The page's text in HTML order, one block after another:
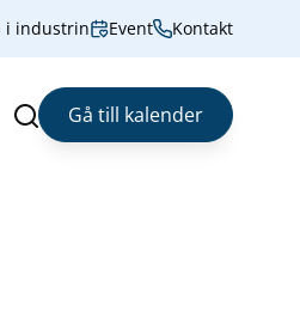
i industrin Event Kontakt
Sök Gå till kalender